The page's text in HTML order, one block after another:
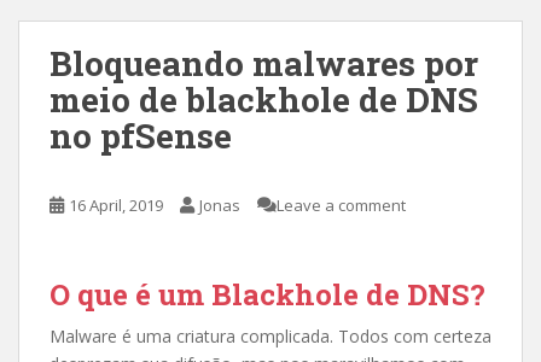
Bloqueando malwares por
meio de blackhole de DNS
no pfSense
16 April, 2019 Jonas Leave a comment
O que é um Blackhole de DNS?
Malware é uma criatura complicada. Todos com certeza